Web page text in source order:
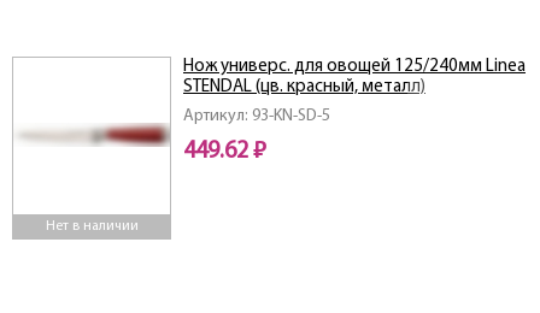
Нет в наличии
Артикул: 93-KN-SD-5
Нож универс. для овощей 125/240мм Linea
STENDAL (цв. красный, металл)
449.62 ₽